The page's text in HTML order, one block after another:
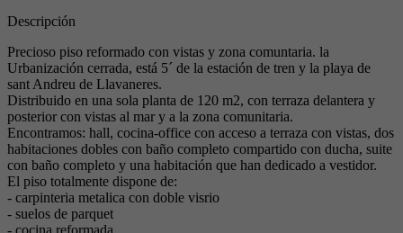
Descripción
Precioso piso reformado con vistas y zona comuntaria. la
Urbanización cerrada, está 5´ de la estación de tren y la playa de
sant Andreu de Llavaneres.
Distribuido en una sola planta de 120 m2, con terraza delantera y
posterior con vistas al mar y a la zona comunitaria.
Encontramos: hall, cocina-office con acceso a terraza con vistas, dos
habitaciones dobles con baño completo compartido con ducha, suite
con baño completo y una habitación que han dedicado a vestidor.
El piso totalmente dispone de:
- carpinteria metalica con doble visrio
- suelos de parquet
- cocina reformada